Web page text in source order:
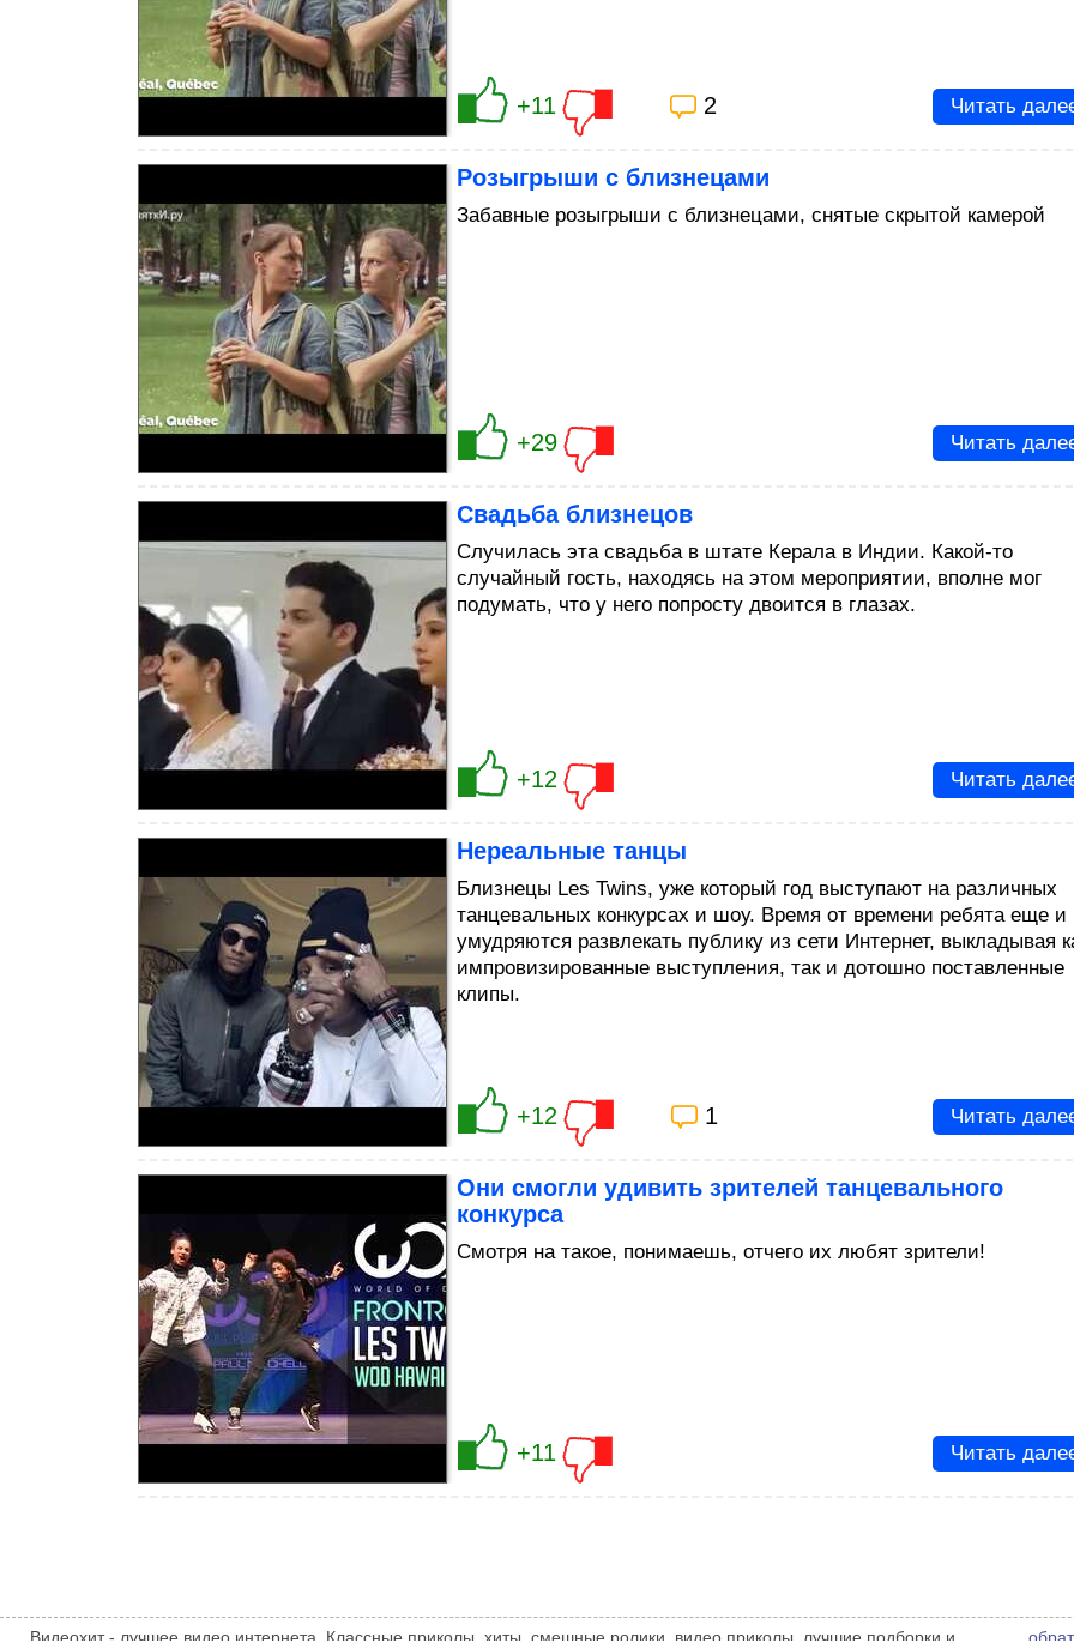
+11 2 Читать
Розыгрыши с близнецами
Забавные розыгрыши с близнецами, снятые скрытой камерой
+29 Читать
Свадьба близнецов
Случилась эта свадьба в штате Керала в Индии. Какой-то
случайный гость, находясь на этом мероприятии, вполне мог
подумать, что у него попросту двоится в глазах.
+12 Читать
Нереальные танцы
Близнецы Les Twins, уже который год выступают на различных
танцевальных конкурсах и шоу. Время от времени ребята еще и
умудряются развлекать публику из сети Интернет, выкладывая
импровизированные выступления, так и дотошно поставленные
клипы.
+12 1 Читать
Они смогли удивить зрителей танцевального
конкурса
Смотря на такое, понимаешь, отчего их любят зрители!
+11 Читать
Видеохит - лучшее видео интернета. Классные приколы, хиты, смешные ролики, видео приколы, лучшие подборки и